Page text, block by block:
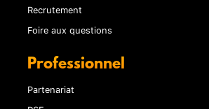
Recrutement
Foire aux questions
Professionnel
Partenariat